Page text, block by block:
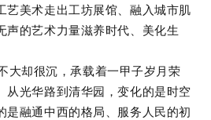
艺美术走出工坊展馆、融入城市肌
声的艺术力量滋养时代、美化生
大却很沉，承载着一甲子岁月荣
从光华路到清华园，变化的是时空
是融通中西的格局、服务人民的初